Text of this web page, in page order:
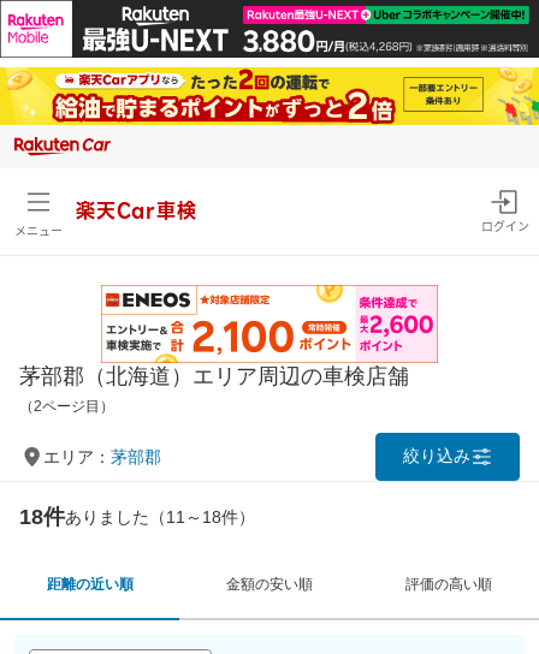
メニュー
楽天Car車検
ログイン
茅部郡（北海道）エリア周辺の車検店舗
（2ページ目）
エリア： 茅部郡 絞り込み
18件ありました（11～18件）
距離の近い順 金額の安い順 評価の高い順